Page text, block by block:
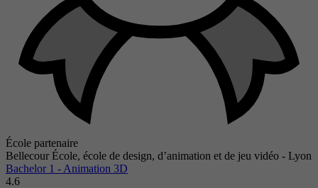
École partenaire
Bellecour École, école de design, d’animation et de jeu vidéo - Lyon
Bachelor 1 - Animation 3D
4.6